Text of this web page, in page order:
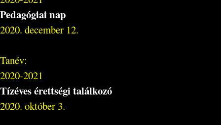
Pedagógiai nap
2020. december 12.
Tanév:
2020-2021
Tízéves érettségi találkozó
2020. október 3.